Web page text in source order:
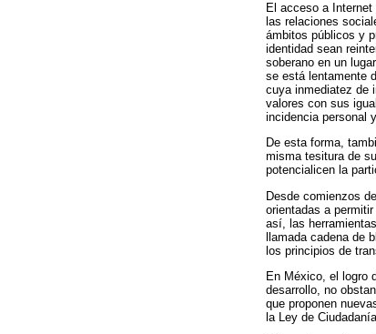
El acceso a
las relaciones
ámbitos públicos y
identidad sean
soberano en un
se está lentamente
cuya inmediatez de
valores con sus
incidencia personal
De esta forma,
misma tesitura de
potencialicen la
Desde comienzos
orientadas a
así, las
llamada cadena de
los principios de
En México, el logro
desarrollo, no
que proponen
la Ley de